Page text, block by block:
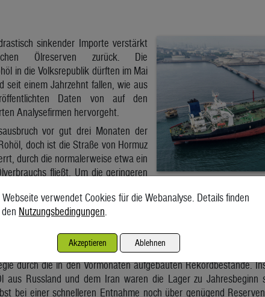
sinkender Importe verstärkt
Ölreserven zurück. Die
in die Volksrepublik dürften im Mai
seit einem Jahrzehnt fallen, wie aus
Daten von auf den
Analysefirmen hervorgeht.
vor gut drei Monaten der
doch ist die Straße von Hormuz
durch die normalerweise etwa ein
fließt. Um die geringeren
entnehmen die Raffinerien seit Anfang Mai rund eine Million
machen derzeit hohe Verluste, da die Regierung die
vor den weltweit hohen Rohstoffkosten zu schützen.
Raffinerien haben daher ihre Produktion gedrosselt und planen,
aufgebaut
durch die in den Vormonaten aufgebauten Rekordbestände.
aus Russland und dem Iran waren die Lager zu Jahresbeginn
bei einer schnelleren Entnahme noch über genügend
Webseite verwendet Cookies für die Webanalyse. Details finden
Nutzungsbedingungen
Akzeptieren Ablehnen